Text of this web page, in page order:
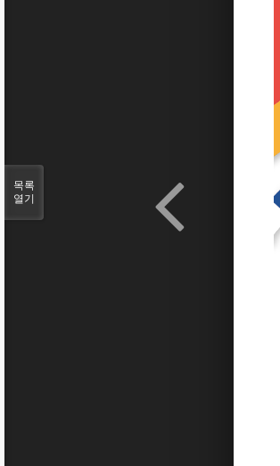
목록
열기